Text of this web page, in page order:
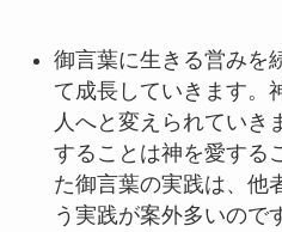
御言葉に生きる営みを
て成長していきます。
人へと変えられていき
することは神を愛する
た御言葉の実践は、他
う実践が案外多いので